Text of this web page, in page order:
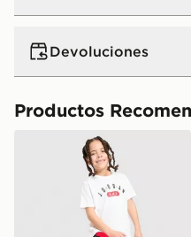
Devoluciones
Productos
Jordan Conjunto de